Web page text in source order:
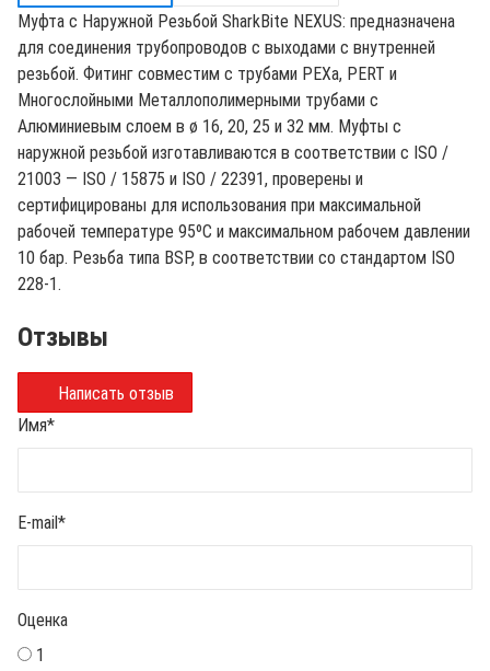
Муфта с Наружной Резьбой SharkBite NEXUS: предназначена
для соединения трубопроводов с выходами с внутренней
резьбой. Фитинг совместим с трубами PEXa, PERT и
Многослойными Металлополимерными трубами с
Алюминиевым слоем в ø 16, 20, 25 и 32 мм. Муфты с
наружной резьбой изготавливаются в соответствии с ISO /
21003 — ISO / 15875 и ISO / 22391, проверены и
сертифицированы для использования при максимальной
рабочей температуре 95ºC и максимальном рабочем давлении
10 бар. Резьба типа BSP, в соответствии со стандартом ISO
228-1.
Отзывы
Написать отзыв
Имя*
E-mail*
Оценка
1